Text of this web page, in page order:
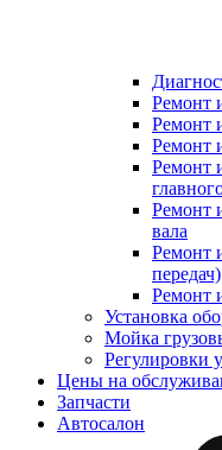
Ремонт
Ремонт
Ремонт
Ремонт
Ремонт
вала
Ремонт
передач)
Ремонт
Установка
Мойка
Регулировки
Цены на
Запчасти
Автосалон